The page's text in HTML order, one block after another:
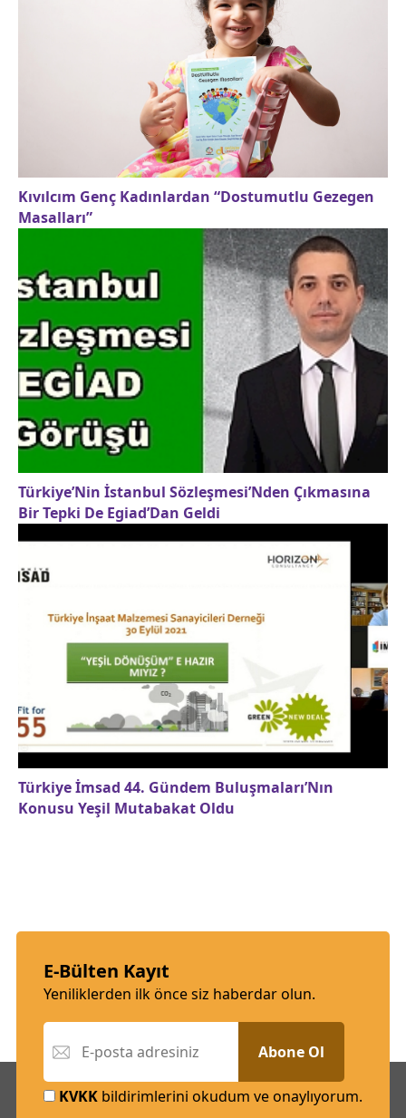
Kıvılcım Genç Kadınlardan “Dostumutlu Gezegen
Masalları”
Türkiye’Nin İstanbul Sözleşmesi’Nden Çıkmasına
Bir Tepki De Egiad’Dan Geldi
Türkiye İmsad 44. Gündem Buluşmaları’Nın
Konusu Yeşil Mutabakat Oldu
E-Bülten Kayıt
Yeniliklerden ilk önce siz haberdar olun.
Abone Ol
KVKK bildirimlerini okudum ve onaylıyorum.